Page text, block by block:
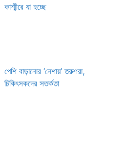
কাশ্মীরে যা হচ্ছে
পেশি বাড়ানোর ‘নেশায়’ তরুণরা,
চিকিৎসকদের সতর্কতা